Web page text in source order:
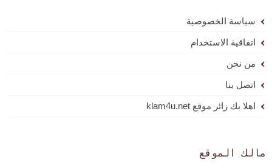
سياسة الخصوصية
اتفاقية الاستخدام
من نحن
اتصل بنا
اهلا بك زائر موقع klam4u.net
مالك الموقع